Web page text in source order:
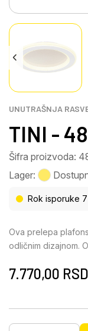
UNUTRAŠNJA
TINI -
Šifra proizvoda:
Lager:
Rok isporuke
Ova prelepa
odličnim dizajnom.
neutralno svetlo od
7.770,00 RSD